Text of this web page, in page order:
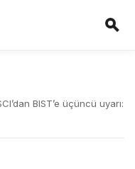
BIST’e üçüncü uyarı: